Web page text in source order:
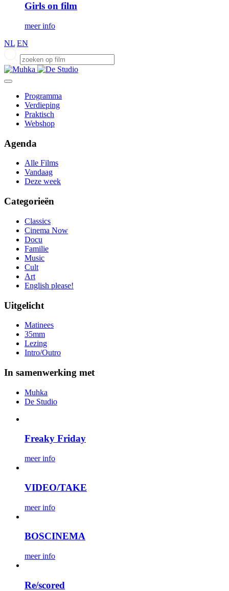
Girls on film
meer info
NL EN
Programma
Verdieping
Praktisch
Webshop
Agenda
Alle Films
Vandaag
Deze week
Categorieën
Classics
Cinema Now
Docu
Familie
Music
Cult
Art
English please!
Uitgelicht
Matinees
35mm
Lezing
Intro/Outro
In samenwerking met
Muhka
De Studio
Freaky Friday
meer info
VIDEO/TAKE
meer info
BOSCINEMA
meer info
Re/scored